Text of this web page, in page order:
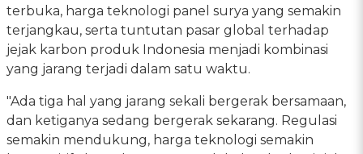
terbuka, harga teknologi panel surya yang semakin
terjangkau, serta tuntutan pasar global terhadap
jejak karbon produk Indonesia menjadi kombinasi
yang jarang terjadi dalam satu waktu.
"Ada tiga hal yang jarang sekali bergerak bersamaan,
dan ketiganya sedang bergerak sekarang. Regulasi
semakin mendukung, harga teknologi semakin